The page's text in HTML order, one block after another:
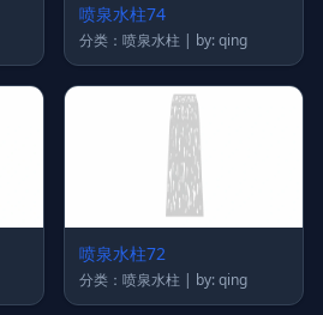
喷泉水柱74
分类：喷泉水柱 | by: qing
喷泉水柱72
分类：喷泉水柱 | by: qing